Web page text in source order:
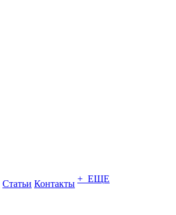
Статьи Контакты + ЕЩЕ